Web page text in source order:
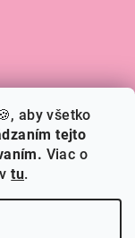
aby všetko
tejto
Viac o
tu.
vyhradené.